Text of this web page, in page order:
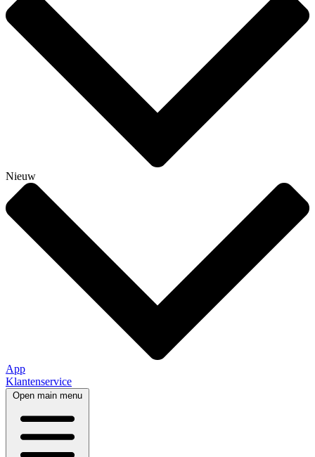
Nieuw
App
Klantenservice
Open main menu